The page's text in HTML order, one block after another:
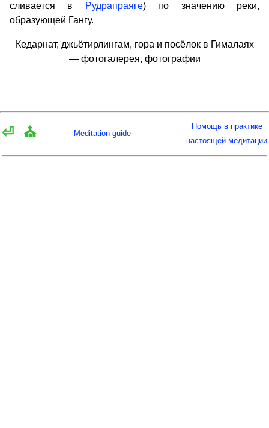
сливается в
Рудрапраяге) по значению реки,
образующей Гангу.
Кедарнат, джьётирлингам, гора и посёлок в Гималаях
— фотогалерея, фотографии
⏎ ⛪ Meditation guide
Помощь в практике
настоящей медитации